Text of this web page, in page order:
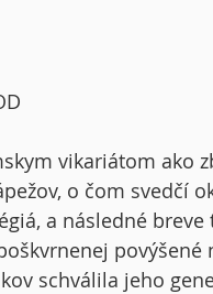
vikariátom ako
o čom svedčí
a následné breve
povýšené
schválila jeho